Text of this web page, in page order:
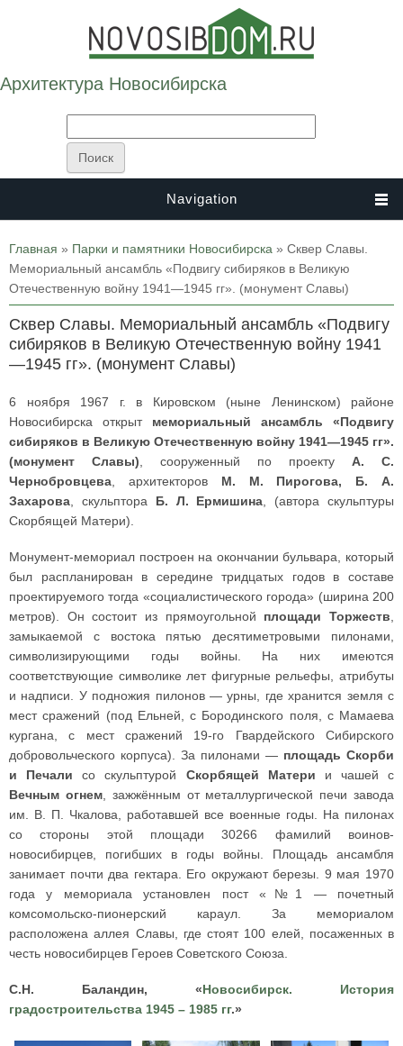
Архитектура Новосибирска
Navigation
Вы здесь
Главная » Парки и памятники Новосибирска » Сквер Славы.
Мемориальный ансамбль «Подвигу сибиряков в Великую
Отечественную войну 1941—1945 гг». (монумент Славы)
Сквер Славы. Мемориальный ансамбль «Подвигу
сибиряков в Великую Отечественную войну 1941
—1945 гг». (монумент Славы)
6 ноября 1967 г. в Кировском (ныне Ленинском) районе
Новосибирска открыт мемориальный ансамбль «Подвигу
сибиряков в Великую Отечественную войну 1941—1945 гг».
(монумент Славы) , сооруженный по проекту А. С.
Чернобровцева , архитекторов М. М. Пирогова, Б. А.
Захарова , скульптора Б. Л. Ермишина , (автора скульптуры
Скорбящей Матери).
Монумент-мемориал построен на окончании бульвара, который
был распланирован в середине тридцатых годов в составе
проектируемого тогда «социалистического города» (ширина 200
метров). Он состоит из прямоугольной площади Торжеств
замыкаемой с востока пятью десятиметровыми пилонами,
символизирующими годы войны. На них имеются
соответствующие символике лет фигурные рельефы, атрибуты
и надписи. У подножия пилонов — урны, где хранится земля с
мест сражений (под Ельней, с Бородинского поля, с Мамаева
кургана, с мест сражений 19-го Гвардейского Сибирского
добровольческого корпуса). За пилонами — площадь Скорби
и Печалисо скульптурой Скорбящей Матери и чашей с
Вечным огнем, зажжённым от металлургической печи завода
им. В. П. Чкалова, работавшей все военные годы. На пилонах
со стороны этой площади 30266 фамилий воинов-
новосибирцев, погибших в годы войны. Площадь ансамбля
занимает почти два гектара. Его окружают березы. 9 мая 1970
года у мемориала установлен пост «№1 — почетный
комсомольско-пионерский караул. За мемориалом
расположена аллея Славы, где стоят 100 елей, посаженных в
честь новосибирцев Героев Советского Союза.
С.Н. Баландин, «Новосибирск. История
градостроительства 1945 – 1985 гг.»